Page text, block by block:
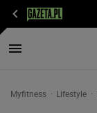
Myfitness Lifestyle